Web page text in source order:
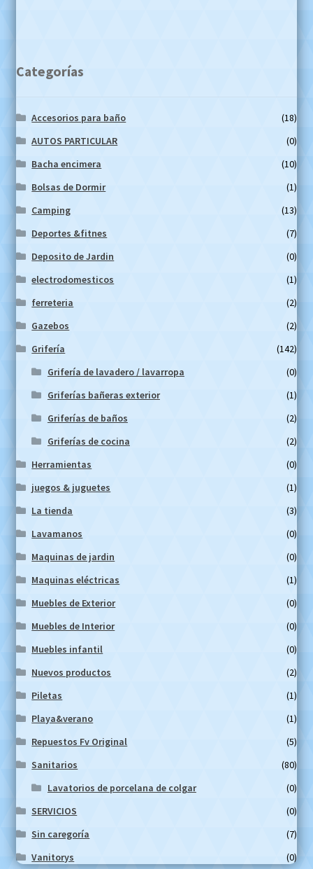
Categorías
Accesorios para baño
(18)
AUTOS PARTICULAR
(0)
Bacha encimera
(10)
Bolsas de Dormir
(1)
Camping
(13)
Deportes &fitnes
(7)
Deposito de Jardin
(0)
electrodomesticos
(1)
ferreteria
(2)
Gazebos
(2)
Grifería
(142)
Grifería de lavadero / lavarropa
(0)
Griferías bañeras exterior
(1)
Griferías de baños
(2)
Griferías de cocina
(2)
Herramientas
(0)
juegos & juguetes
(1)
La tienda
(3)
Lavamanos
(0)
Maquinas de jardin
(0)
Maquinas eléctricas
(1)
Muebles de Exterior
(0)
Muebles de Interior
(0)
Muebles infantil
(0)
Nuevos productos
(2)
Piletas
(1)
Playa&verano
(1)
Repuestos Fv Original
(5)
Sanitarios
(80)
Lavatorios de porcelana de colgar
(0)
SERVICIOS
(0)
Sin caregoría
(7)
Vanitorys
(0)